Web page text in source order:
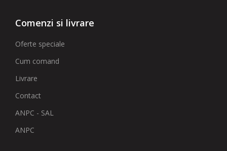
Comenzi si livrare
Oferte speciale
Cum comand
Livrare
Contact
ANPC - SAL
ANPC